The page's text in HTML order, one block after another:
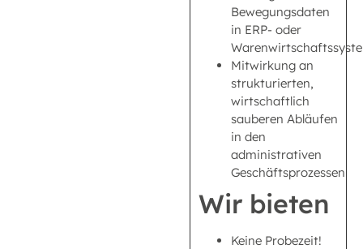
Bewegungsdaten
in ERP- oder
Mitwirkung an
strukturierten,
wirtschaftlich
sauberen Abläufen
in den
administrativen
Geschäftsprozessen
Wir bieten
Keine Probezeit!